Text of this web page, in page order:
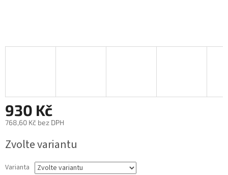
930 Kč
768,60 Kč bez DPH
cena:
Zvolte variantu
Varianta